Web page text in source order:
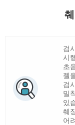
검
시
초
젤
검
밀
있
췌
어